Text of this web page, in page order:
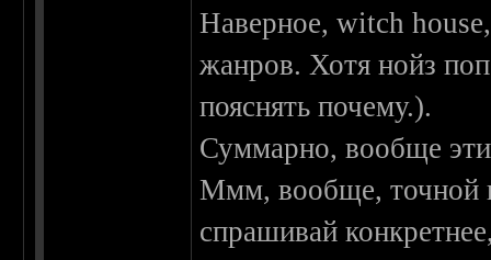
Наверное, witch
жанров. Хотя нойз
пояснять почему.).
Суммарно, вообще
Ммм, вообще, точной
спрашивай